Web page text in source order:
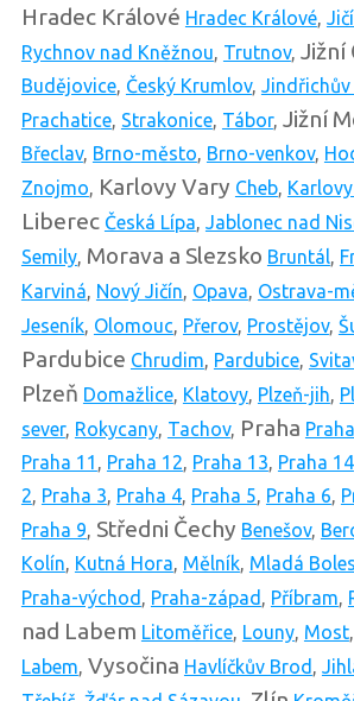
Hradec Králové Hradec Králové,
Rychnov nad Kněžnou, Trutnov, Jižní
Budějovice, Český Krumlov, Jindřichův
Prachatice, Strakonice, Tábor, Jižní
Břeclav, Brno-město, Brno-venkov,
Znojmo, Karlovy Vary Cheb,
Liberec Česká Lípa, Jablonec nad
Semily, Morava a Slezsko Bruntál,
Karviná, Nový Jičín, Opava, Ostrava-
Jeseník, Olomouc, Přerov, Prostějov,
Pardubice Chrudim, Pardubice,
Plzeň Domažlice, Klatovy, Plzeň-jih,
sever, Rokycany, Tachov, Praha
Praha 11 , Praha 12, Praha 13, Praha 14
2, Praha 3, Praha 4, Praha 5, Praha 6,
Praha 9, Středni Čechy Benešov,
Kolín, Kutná Hora, Mělník, Mladá
Praha-východ , Praha-západ , Příbram,
nad Labem Litoměřice, Louny, Most,
Labem, Vysočina Havlíčkův Brod ,